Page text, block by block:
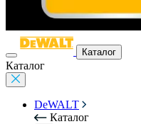
Каталог
Каталог
DeWALT
Каталог